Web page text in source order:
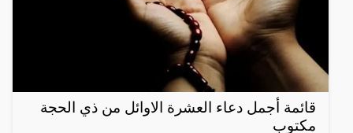
قائمة أجمل دعاء العشرة الاوائل من ذي الحجة
مكتوب